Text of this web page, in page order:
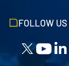
FOLLOW